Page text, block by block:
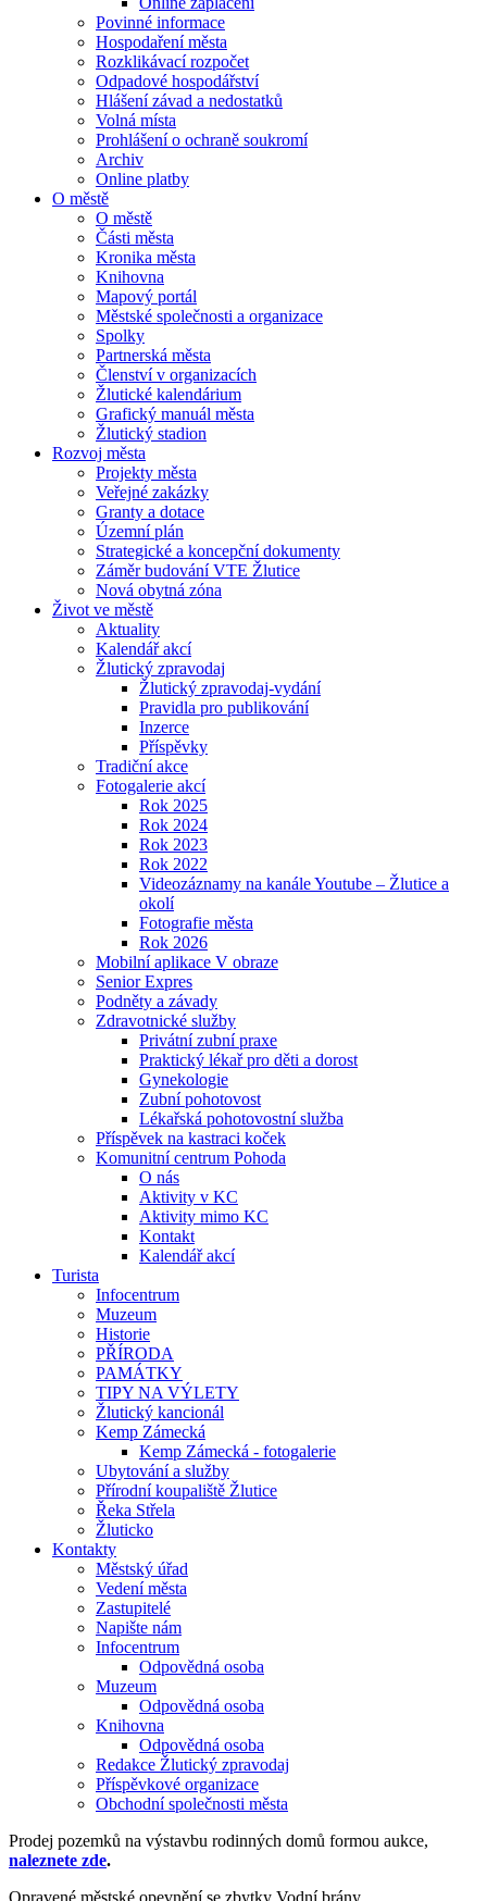
Povinné informace
Hospodaření města
Rozklikávací rozpočet
Odpadové hospodářství
Hlášení závad a nedostatků
Volná místa
Prohlášení o ochraně soukromí
Archiv
Online platby
O městě
O městě
Části města
Kronika města
Knihovna
Mapový portál
Městské společnosti a organizace
Spolky
Partnerská města
Členství v organizacích
Žlutické kalendárium
Grafický manuál města
Žlutický stadion
Rozvoj města
Projekty města
Veřejné zakázky
Granty a dotace
Územní plán
Strategické a koncepční dokumenty
Záměr budování VTE Žlutice
Nová obytná zóna
Život ve městě
Aktuality
Kalendář akcí
Žlutický zpravodaj
Žlutický zpravodaj-vydání
Pravidla pro publikování
Inzerce
Příspěvky
Tradiční akce
Fotogalerie akcí
Rok 2025
Rok 2024
Rok 2023
Rok 2022
Videozáznamy na kanále Youtube – Žlutice a
okolí
Fotografie města
Rok 2026
Mobilní aplikace V obraze
Senior Expres
Podněty a závady
Zdravotnické služby
Privátní zubní praxe
Praktický lékař pro děti a dorost
Gynekologie
Zubní pohotovost
Lékařská pohotovostní služba
Příspěvek na kastraci koček
Komunitní centrum Pohoda
O nás
Aktivity v KC
Aktivity mimo KC
Kontakt
Kalendář akcí
Turista
Infocentrum
Muzeum
Historie
PŘÍRODA
PAMÁTKY
TIPY NA VÝLETY
Žlutický kancionál
Kemp Zámecká
Kemp Zámecká - fotogalerie
Ubytování a služby
Přírodní koupaliště Žlutice
Řeka Střela
Žluticko
Kontakty
Městský úřad
Vedení města
Zastupitelé
Napište nám
Infocentrum
Odpovědná osoba
Muzeum
Odpovědná osoba
Knihovna
Odpovědná osoba
Redakce Žlutický zpravodaj
Příspěvkové organizace
Obchodní společnosti města
Prodej pozemků na výstavbu rodinných domů formou aukce,
naleznete zde.
Opravené městské opevnění se zbytky Vodní brány